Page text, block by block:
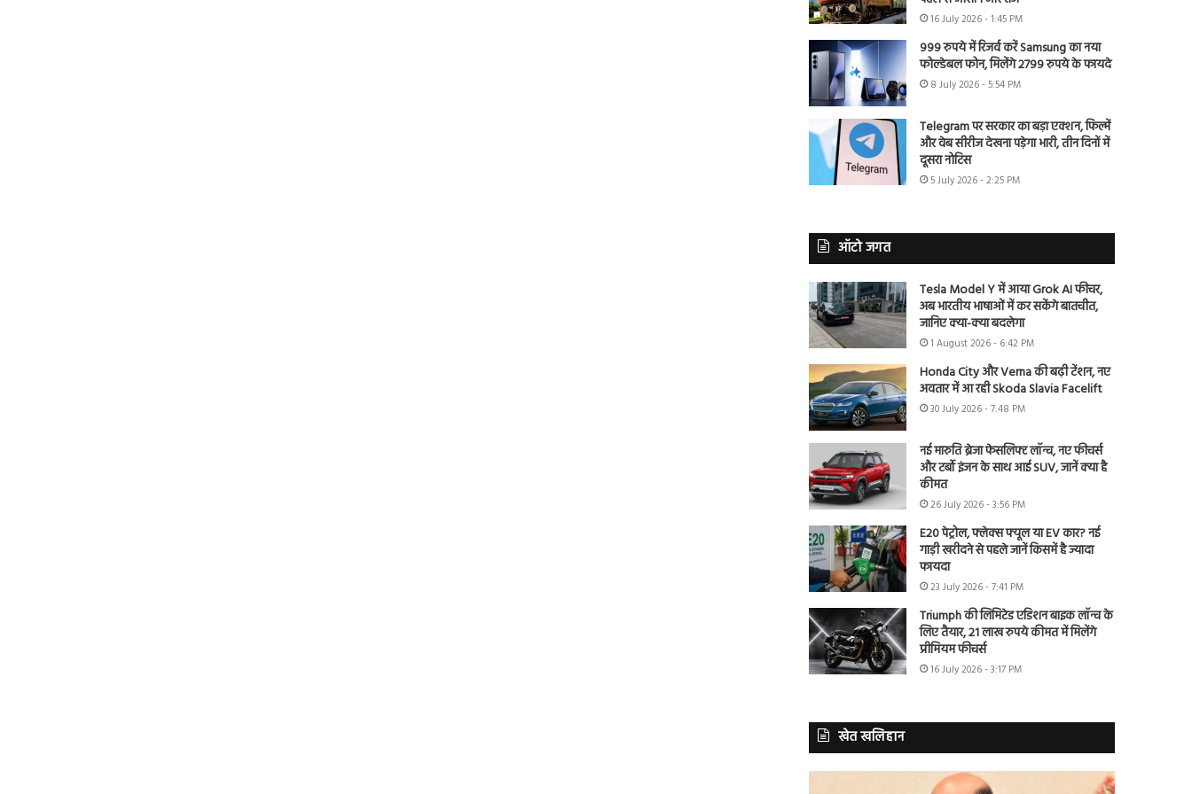
16 July 2026 - 1:45 PM
999 रुपये में रिजर्व करें Samsung का नया
फोल्डेबल फोन, मिलेंगे 2799 रुपये के फायदे
8 July 2026 - 5:54 PM
Telegram पर सरकार का बड़ा एक्शन, फिल्में
और वेब सीरीज देखना पड़ेगा भारी, तीन दिनों में
दूसरा नोटिस
5 July 2026 - 2:25 PM
ऑटो जगत
Tesla Model Y में आया Grok AI फीचर,
अब भारतीय भाषाओं में कर सकेंगे बातचीत,
जानिए क्या-क्या बदलेगा
1 August 2026 - 6:42 PM
Honda City और Verna की बढ़ी टेंशन, नए
अवतार में आ रही Skoda Slavia Facelift
30 July 2026 - 7:48 PM
नई मारुति ब्रेजा फेसलिफ्ट लॉन्च, नए फीचर्स
और टर्बो इंजन के साथ आई SUV, जानें क्या है
कीमत
26 July 2026 - 3:56 PM
E20 पेट्रोल, फ्लेक्स फ्यूल या EV कार? नई
गाड़ी खरीदने से पहले जानें किसमें है ज्यादा
फायदा
23 July 2026 - 7:41 PM
Triumph की लिमिटेड एडिशन बाइक लॉन्च के
लिए तैयार, 21 लाख रुपये कीमत में मिलेंगे
प्रीमियम फीचर्स
16 July 2026 - 3:17 PM
खेत खलिहान